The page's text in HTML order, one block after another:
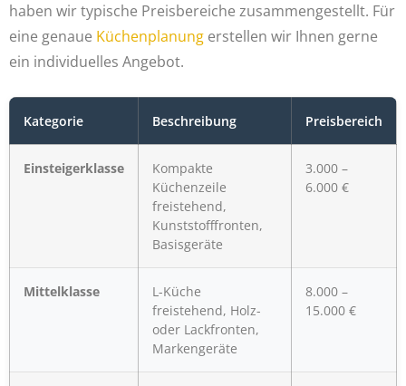
haben wir typische Preisbereiche zusammengestellt. Für
eine genaue Küchenplanung erstellen wir Ihnen gerne
ein individuelles Angebot.
Kategorie Beschreibung Preisbereich
Einsteigerklasse
Kompakte
Küchenzeile
freistehend,
Kunststofffronten,
Basisgeräte
3.000 –
6.000 €
Mittelklasse
L-Küche
freistehend, Holz-
oder Lackfronten,
Markengeräte
8.000 –
15.000 €